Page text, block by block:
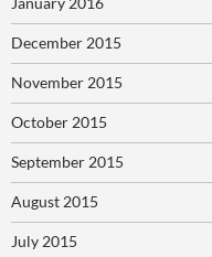
December 2015
November 2015
October 2015
September 2015
August 2015
July 2015